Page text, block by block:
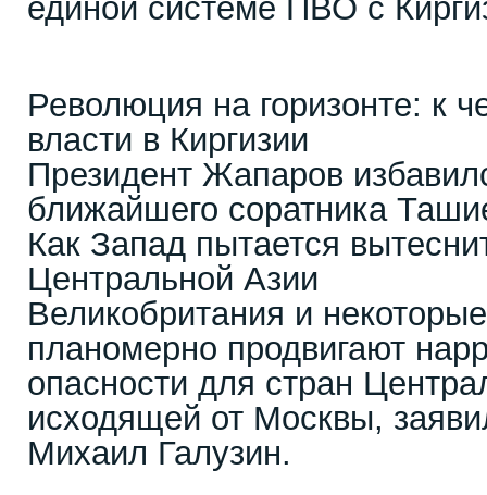
единой системе ПВО с
Революция на горизонте: к
власти в Киргизии
Президент Жапаров
ближайшего соратника
Как Запад пытается
Центральной Азии
Великобритания и
планомерно продвигают
опасности для стран
исходящей от Москвы,
Михаил Галузин.